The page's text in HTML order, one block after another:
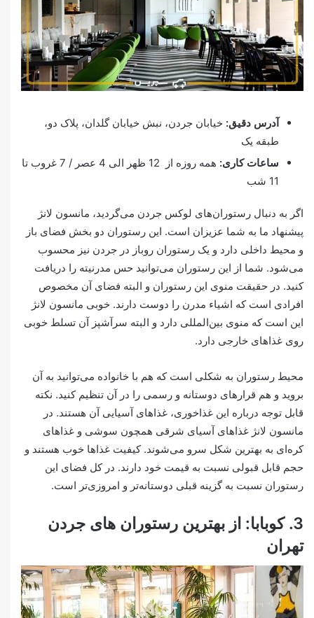
آدرس دقیق: خیابان جردن، نبش خیابان گلدان، پلاک دو،
طبقه یک
ساعات کاری:
همه روزه از 12 ظهر الی 4 عصر / 7 غروب تا
11 شب
اگر به دنبال رستوران‌های لوکس جردن می‌گردید، مانسون لانژ
پیشنهاد ما به شما عزیزان است. این رستوران دو بخش فضای باز
و محیط داخلی دارد و یک رستوران روباز در جردن نیز محسوب
می‌شود. شما از این رستوران می‌توانید حس مدرنیته را دریافت
کنید. در حقیقت منوی این رستوران و البته فضای آن مخصوص
افرادی است که اشیاء مدرن را دوست دارند. خوبی مانسون لانژ
این است که منوی بین‌المللی دارد و البته سرآشپز آن تسلط خوبی
روی غذاهای خارجی دارد.
محیط رستوران به شکلی است که هم با خانواده می‌توانید به آن
بروید و هم قرارهای دوستانه و رسمی را در آن تنظیم کنید. نکته
قابل توجه درباره این غذاخوری، غذاهای آسیایی آن هستند. در
مانسون لانژ غذاهای آسیای شرقی همچون سوشی و غذاهای
کره‌ای به بهترین شکل سرو می‌‌شوند. کیفیت غذاها خوب هستند و
حجم قابل قبولی نسبت به قیمت خود دارند. در کل فضای این
رستوران نسبت به گزینه قبلی دوستانه‌تر و امروزی‌تر است.
3. کوبابا: از بهترین رستوران های جردن
تهران